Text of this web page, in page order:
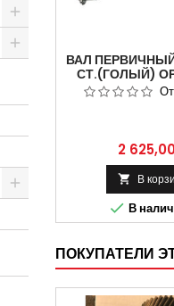
ВАЛ
СТ.(ГОЛЫЙ)
ЗУБ.26.
1701022-
Цена
2
 В
 В
ПОКУПАТЕЛИ